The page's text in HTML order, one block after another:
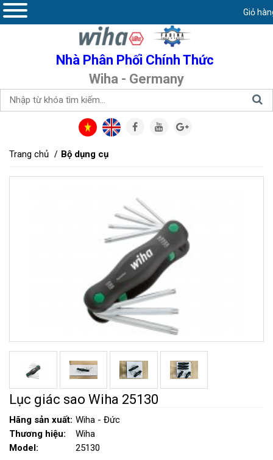
Nhà Phân Phối Chính Thức
Wiha - Germany
Giỏ
Trang chủ Bộ dụng cụ
Lục giác sao Wiha 25130
Hãng sản xuất: Wiha - Đức
Thương hiệu:
Wiha
Model:
25130